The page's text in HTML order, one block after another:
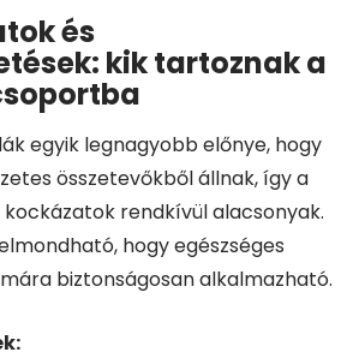
és
kik tartoznak a
egyik legnagyobb előnye, hogy
összetevőkből állnak, így a
rendkívül alacsonyak.
hogy egészséges
biztonságosan alkalmazható.